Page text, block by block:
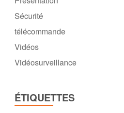
Sécurité
télécommande
Vidéos
Vidéosurveillance
ÉTIQUETTES